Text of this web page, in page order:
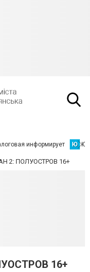
информирует Ю
2: ПОЛУОСТРОВ 16+
16+